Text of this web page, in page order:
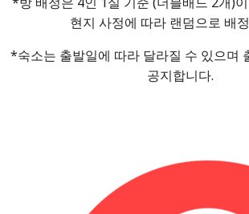
현지 사정에 따라 랜덤으로 배
*숙소는 출발일에 따라 달라질 수 있으며
공지합니다.